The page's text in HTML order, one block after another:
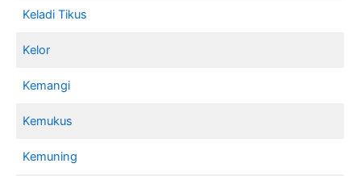
Keladi Tikus
Kelor
Kemangi
Kemukus
Kemuning